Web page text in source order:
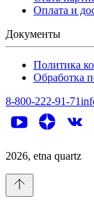
Оплата и
Документы
Политика
Обработка
8-800-222-91-71
2026, etna quartz